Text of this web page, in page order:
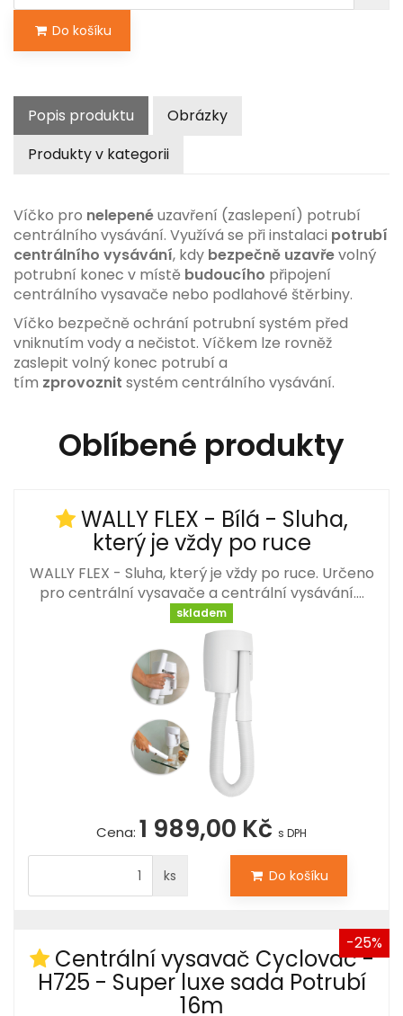
Do košíku
Popis produktu
Obrázky
Produkty v kategorii
Víčko pro nelepenéuzavření (zaslepení) potrubí
centrálního vysávání. Využívá se při instalaci potrubí
centrálního vysávání, kdy bezpečně uzavřevolný
potrubní konec v místě budoucího připojení
centrálního vysavače nebo podlahové štěrbiny.
Víčko bezpečně ochrání potrubní systém před
vniknutím vody a nečistot. Víčkem lze rovněž
zaslepit volný konec potrubí a
tím zprovoznit systém centrálního vysávání.
Oblíbené produkty
WALLY FLEX - Bílá - Sluha,
který je vždy po ruce
WALLY FLEX - Sluha, který je vždy po ruce. Určeno
pro centrální vysavače a centrální vysávání.…
skladem
Cena: 1 989,00 Kč s DPH
ks Do košíku
-25%
Centrální vysavač Cyclovac -
H725 - Super luxe sada Potrubí
16m